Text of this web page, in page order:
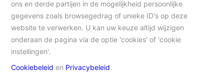
ons en derde partijen in de mogelijkheid persoonlijke
gegevens zoals browsegedrag of unieke ID's op deze
website te verwerken. U kan uw keuze altijd wijzigen
onderaan de pagina via de optie 'cookies' of 'cookie
instellingen'.
Cookiebeleid en Privacybeleid.
Home